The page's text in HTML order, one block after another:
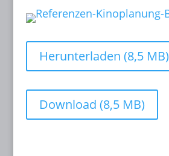
Herunterladen (8,5 MB)
Download (8,5 MB)